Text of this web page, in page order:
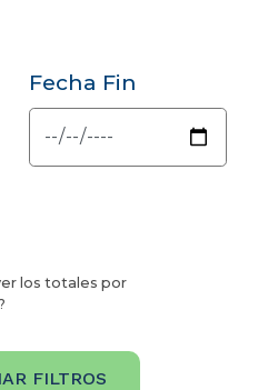
Fecha Fin
los totales por
FILTROS